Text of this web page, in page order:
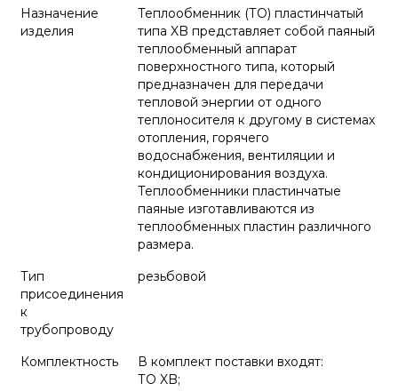
Назначение
изделия
Теплообменник (ТО) пластинчатый
типа XB представляет собой паяный
теплообменный аппарат
поверхностного типа, который
предназначен для передачи
тепловой энергии от одного
теплоносителя к другому в системах
отопления, горячего
водоснабжения, вентиляции и
кондиционирования воздуха.
Теплообменники пластинчатые
паяные изготавливаются из
теплообменных пластин различного
размера.
Тип
присоединения
к
трубопроводу
резьбовой
Комплектность
В комплект поставки входят:
ТО XB;